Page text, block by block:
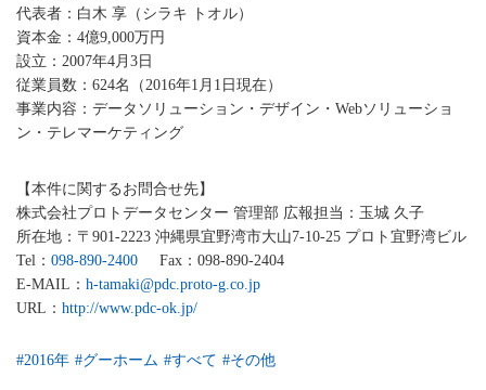
代表者：白木 享（シラキ トオル）
資本金：4億9,000万円
設立：2007年4月3日
従業員数：624名（2016年1月1日現在）
事業内容：データソリューション・デザイン・Webソリューショ
ン・テレマーケティング
【本件に関するお問合せ先】
株式会社プロトデータセンター 管理部 広報担当：玉城 久子
所在地：〒901-2223 沖縄県宜野湾市大山7-10-25 プロト宜野湾ビル
Tel： 098-890-2400
Fax：098-890-2404
E-MAIL： h-tamaki@pdc.proto-g.co.jp
URL： http://www.pdc-ok.jp/
#2016年 #グーホーム #すべて #その他